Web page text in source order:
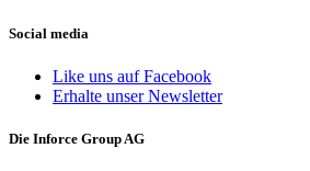
Social media
Like uns auf Facebook
Erhalte unser Newsletter
Die Inforce Group AG